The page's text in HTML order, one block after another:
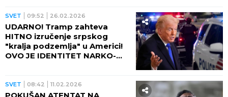
SVET 09:52 26.02.2026
UDARNO! Tramp zahteva
HITNO izručenje srpskog
"kralja podzemlja" u Americi!
OVO JE IDENTITET NARKO-
SVET 08:42 11.02.2026